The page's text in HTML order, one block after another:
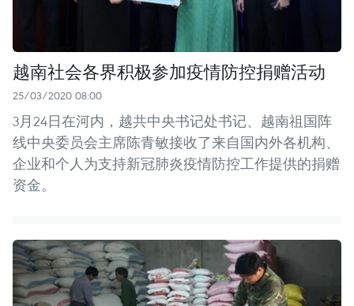
越南社会各界积极参加疫情防控捐赠活动
25/03/2020 08:00
3月24日在河内，越共中央书记处书记、越南祖国阵
线中央委员会主席陈青敏接收了来自国内外各机构、
企业和个人为支持新冠肺炎疫情防控工作提供的捐赠
资金。